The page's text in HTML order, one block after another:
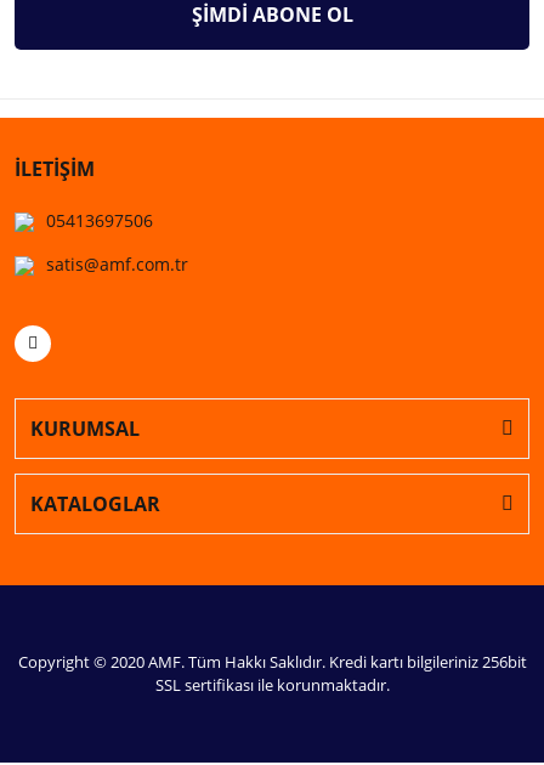
ŞİMDİ ABONE OL
İLETİŞİM
05413697506
satis@amf.com.tr
KURUMSAL
KATALOGLAR
Copyright © 2020 AMF. Tüm Hakkı Saklıdır. Kredi kartı bilgileriniz 256bit
SSL sertifikası ile korunmaktadır.